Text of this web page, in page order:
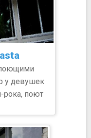
поющими
у девушек
рока, поют